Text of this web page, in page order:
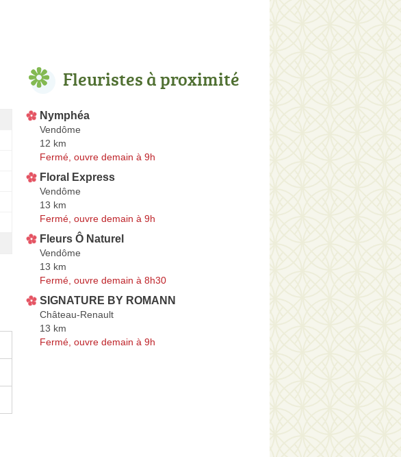
Fleuristes à proximité
Nymphéa
Vendôme
12 km
Fermé, ouvre demain à 9h
Floral Express
Vendôme
13 km
Fermé, ouvre demain à 9h
Fleurs Ô Naturel
Vendôme
13 km
Fermé, ouvre demain à 8h30
SIGNATURE BY ROMANN
Château-Renault
13 km
Fermé, ouvre demain à 9h